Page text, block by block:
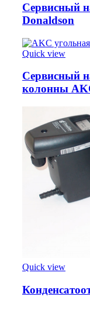
Сервисный
Donaldson
Quick view
Сервисный
колонны
Quick view